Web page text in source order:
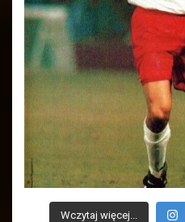
Wczytaj więcej...